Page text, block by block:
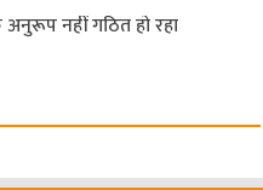
नहीं गठित हो रहा